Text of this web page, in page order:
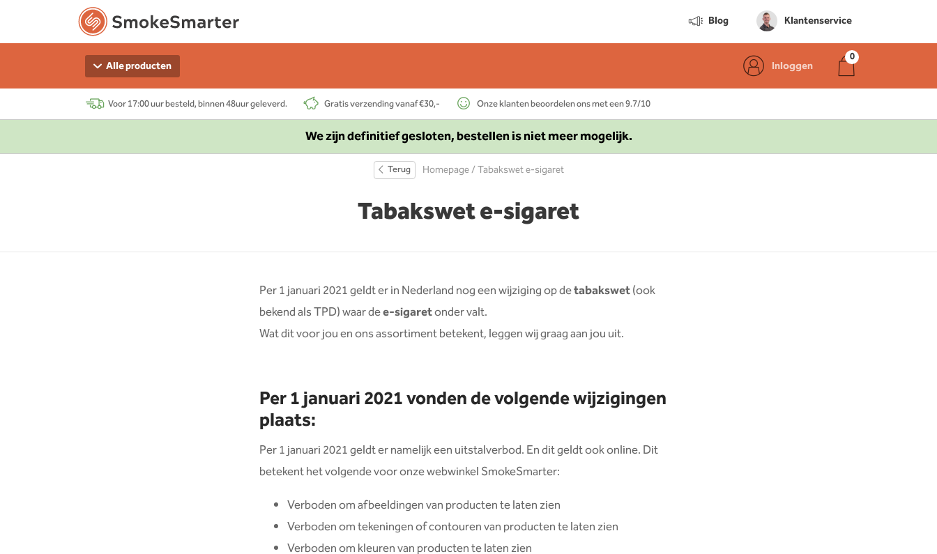
Blog Klantenservice
Alle producten Inloggen
Voor 17:00 uur besteld, binnen 48uur geleverd. Gratis verzending vanaf €30,- Onze klanten beoordelen ons met een 9.7/10
We zijn definitief gesloten, bestellen is niet meer mogelijk.
Terug Homepage/ Tabakswet e-sigaret
Tabakswet e-sigaret
Per 1 januari 2021 geldt er in Nederland nog een wijziging op detabakswet(ook
bekend als TPD) waar dee-sigaretonder valt.
Wat dit voor jou en ons assortiment betekent, leggen wij graag aan jou uit.
Per 1 januari 2021 vonden de volgende wijzigingen
plaats:
Per 1 januari 2021 geldt er namelijk een uitstalverbod. En dit geldt ook online. Dit
betekent het volgende voor onze webwinkel SmokeSmarter:
Verboden om afbeeldingen van producten te laten zien️
Verboden om tekeningen of contouren van producten te laten zien️
Verboden om kleuren van producten te laten zien